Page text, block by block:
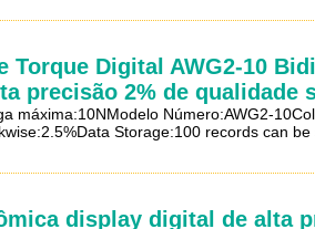
Torque Digital AWG2-10
precisão 2% de qualidade
máxima:10NModelo Número:AWG2-
Storage:100 records can be
display digital de alta